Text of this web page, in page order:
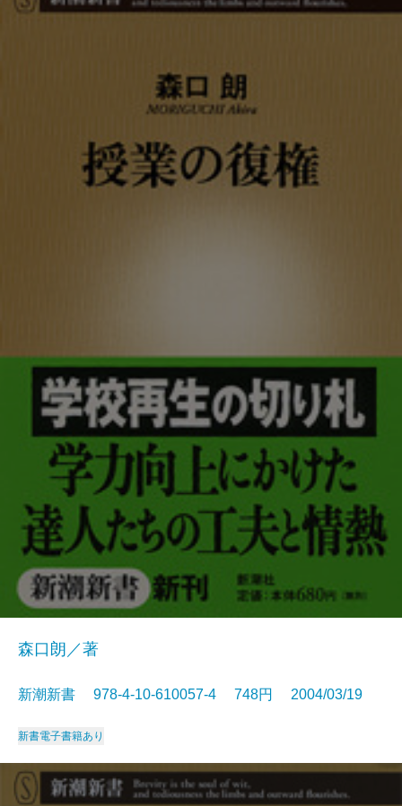
森口朗／著
新潮新書 978-4-10-610057-4 748円 2004/03/19
新書電子書籍あり